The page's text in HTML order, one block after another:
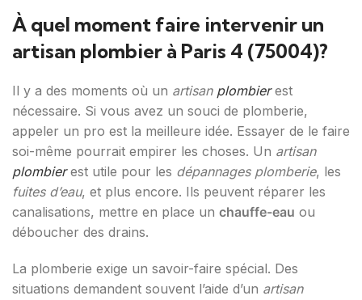
À quel moment faire intervenir un
artisan plombier à Paris 4 (75004)?
Il y a des moments où un artisan plombierest
nécessaire. Si vous avez un souci de plomberie,
appeler un pro est la meilleure idée. Essayer de le faire
soi-même pourrait empirer les choses. Un artisan
plombierest utile pour les dépannages plomberie, les
fuites d’eau, et plus encore. Ils peuvent réparer les
canalisations, mettre en place un chauffe-eau ou
déboucher des drains.
La plomberie exige un savoir-faire spécial. Des
situations demandent souvent l’aide d’un artisan